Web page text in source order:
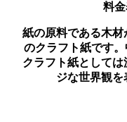
料金
紙の原料である木
のクラフト紙です
クラフト紙として
ジな世界観を